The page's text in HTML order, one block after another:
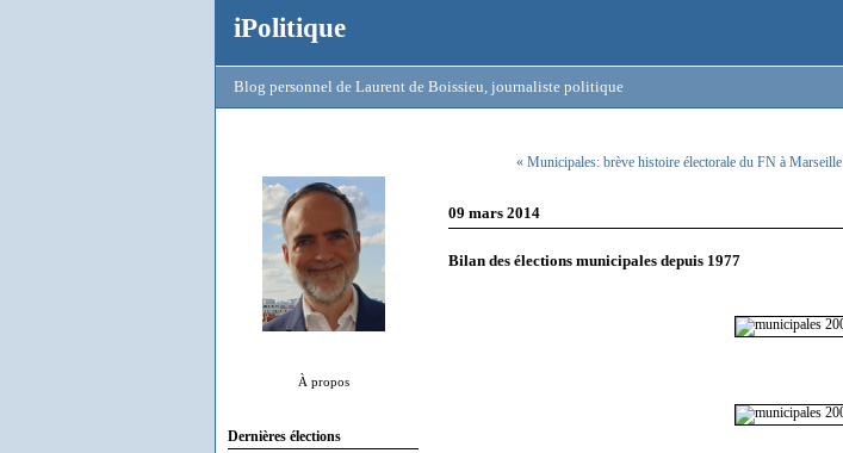
iPolitique
Blog personnel de Laurent de Boissieu, journaliste politique
À propos
Dernières élections
« Municipales: brève histoire électorale du FN à Marseille
09 mars 2014
Bilan des élections municipales depuis 1977